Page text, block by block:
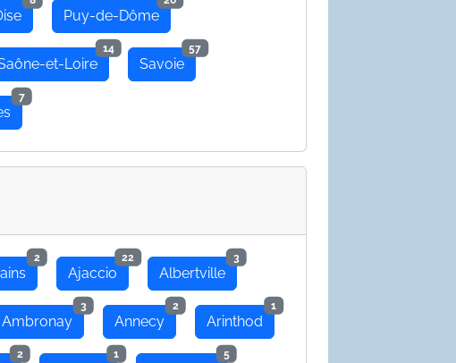
Puy-de-Dôme
et-Loire
14
Savoie
57
7
2
Ajaccio
22
Albertville
3
Ambronay
3
Annecy
2
Arinthod
1
2 1 5